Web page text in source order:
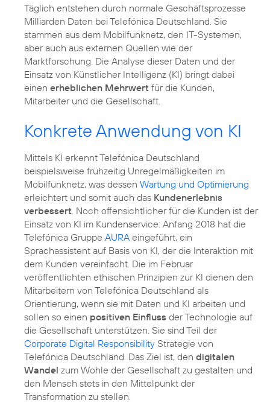
Täglich entstehen durch normale Geschäftsprozesse
Milliarden Daten bei Telefónica Deutschland. Sie
stammen aus dem Mobilfunknetz, den IT-Systemen,
aber auch aus externen Quellen wie der
Marktforschung. Die Analyse dieser Daten und der
Einsatz von Künstlicher Intelligenz (KI) bringt dabei
einen erheblichen Mehrwert für die Kunden,
Mitarbeiter und die Gesellschaft.
Konkrete Anwendung von KI
Mittels KI erkennt Telefónica Deutschland
beispielsweise frühzeitig Unregelmäßigkeiten im
Mobilfunknetz, was dessen Wartung und Optimierung
erleichtert und somit auch das Kundenerlebnis
verbessert . Noch offensichtlicher für die Kunden ist der
Einsatz von KI im Kundenservice: Anfang 2018 hat die
Telefónica Gruppe AURA eingeführt, ein
Sprachassistent auf Basis von KI, der die Interaktion mit
dem Kunden vereinfacht. Die im Februar
veröffentlichten ethischen Prinzipien zur KI dienen den
Mitarbeitern von Telefónica Deutschland als
Orientierung, wenn sie mit Daten und KI arbeiten und
sollen so einen positiven Einfluss der Technologie auf
die Gesellschaft unterstützen. Sie sind Teil der
Corporate Digital Responsibility Strategie von
Telefónica Deutschland. Das Ziel ist, den digitalen
Wandel zum Wohle der Gesellschaft zu gestalten und
den Mensch stets in den Mittelpunkt der
Transformation zu stellen.